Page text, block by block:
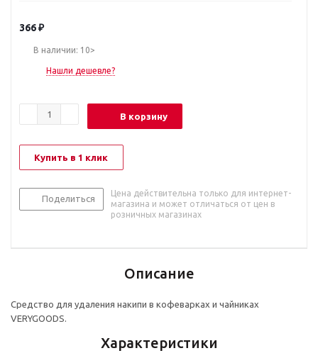
366₽
В наличии: 10>
Нашли дешевле?
В корзину
Купить в 1 клик
Поделиться
Цена действительна только для интернет-
магазина и может отличаться от цен в
розничных магазинах
Описание
Средство для удаления накипи в кофеварках и чайниках
VERYGOODS.
Характеристики